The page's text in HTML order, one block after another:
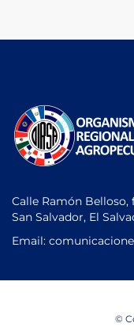
Calle Ramón Belloso,
San Salvador, El
Email:
©